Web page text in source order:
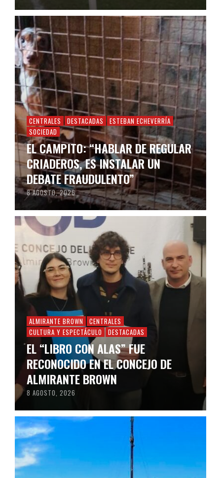
CENTRALES DESTACADAS
ESTEBAN ECHEVERRÍA
SOCIEDAD
EL CAMPITO: “HABLAR DE REGULAR
CRIADEROS, ES INSTALAR UN
DEBATE FRAUDULENTO”
8 AGOSTO, 2026
ALMIRANTE BROWN
CENTRALES
CULTURA Y ESPECTÁCULO
DESTACADAS
EL “LIBRO CON ALAS” FUE
RECONOCIDO EN EL CONCEJO DE
ALMIRANTE BROWN
8 AGOSTO, 2026